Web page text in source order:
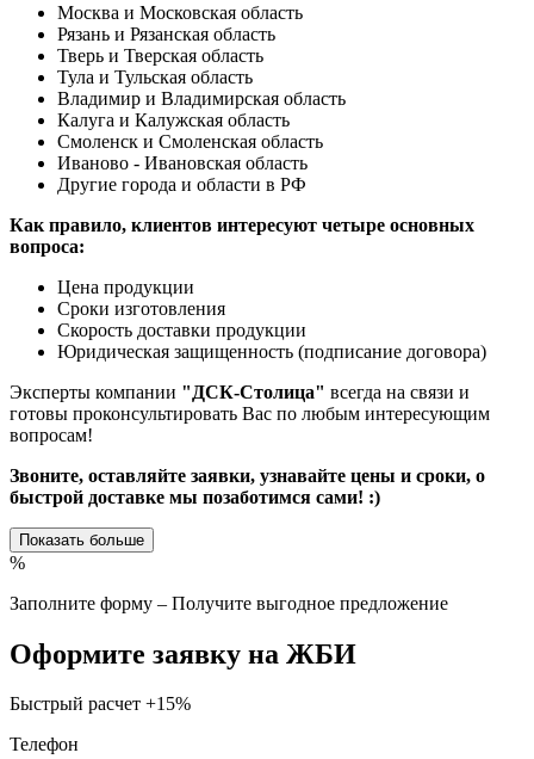
Москва и Московская область
Рязань и Рязанская область
Тверь и Тверская область
Тула и Тульская область
Владимир и Владимирская область
Калуга и Калужская область
Смоленск и Смоленская область
Иваново - Ивановская область
Другие города и области в РФ
Как правило, клиентов интересуют четыре основных
вопроса:
Цена продукции
Сроки изготовления
Скорость доставки продукции
Юридическая защищенность (подписание договора)
Эксперты компании "ДСК-Столица" всегда на связи и
готовы проконсультировать Вас по любым интересующим
вопросам!
Звоните, оставляйте заявки, узнавайте цены и сроки, о
быстрой доставке мы позаботимся сами! :)
Показать больше
%
Заполните форму – Получите выгодное предложение
Оформите заявку на ЖБИ
Быстрый расчет +15%
Телефон